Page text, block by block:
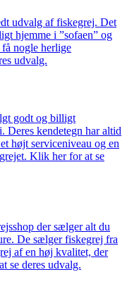
udvalg af fiskegrej. Det
hjemme i ”sofaen” og
nogle herlige
udvalg.
godt og billigt
kendetegn har altid
højt serviceniveau og en
Klik her for at se
der sælger alt du
De sælger fiskegrej fra
af en høj kvalitet, der
se deres udvalg.